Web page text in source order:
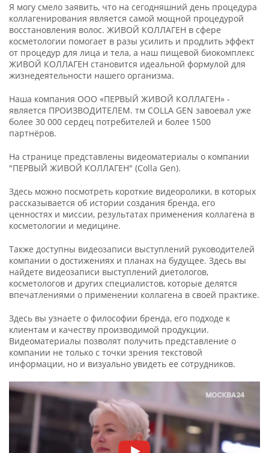
Я могу смело заявить, что на сегодняшний день процедура
коллагенирования является самой мощной процедурой
восстановления волос. ЖИВОЙ КОЛЛАГЕН в сфере
косметологии помогает в разы усилить и продлить эффект
от процедур для лица и тела, а наш пищевой биокомплекс
ЖИВОЙ КОЛЛАГЕН становится идеальной формулой для
жизнедеятельности нашего организма.
Наша компания ООО «ПЕРВЫЙ ЖИВОЙ КОЛЛАГЕН» -
является ПРОИЗВОДИТЕЛЕМ. тм COLLA GEN завоевал уже
более 30 000 сердец потребителей и более 1500
партнёров.
На странице представлены видеоматериалы о компании
"ПЕРВЫЙ ЖИВОЙ КОЛЛАГЕН" (Сolla Gen).
Здесь можно посмотреть короткие видеоролики, в которых
рассказывается об истории создания бренда, его
ценностях и миссии, результатах применения коллагена в
косметологии и медицине.
Также доступны видеозаписи выступлений руководителей
компании о достижениях и планах на будущее. Здесь вы
найдете видеозаписи выступлений диетологов,
косметологов и других специалистов, которые делятся
впечатлениями о применении коллагена в своей практике.
Здесь вы узнаете о философии бренда, его подходе к
клиентам и качеству производимой продукции.
Видеоматериалы позволят получить представление о
компании не только с точки зрения текстовой
информации, но и визуально увидеть ее сотрудников.